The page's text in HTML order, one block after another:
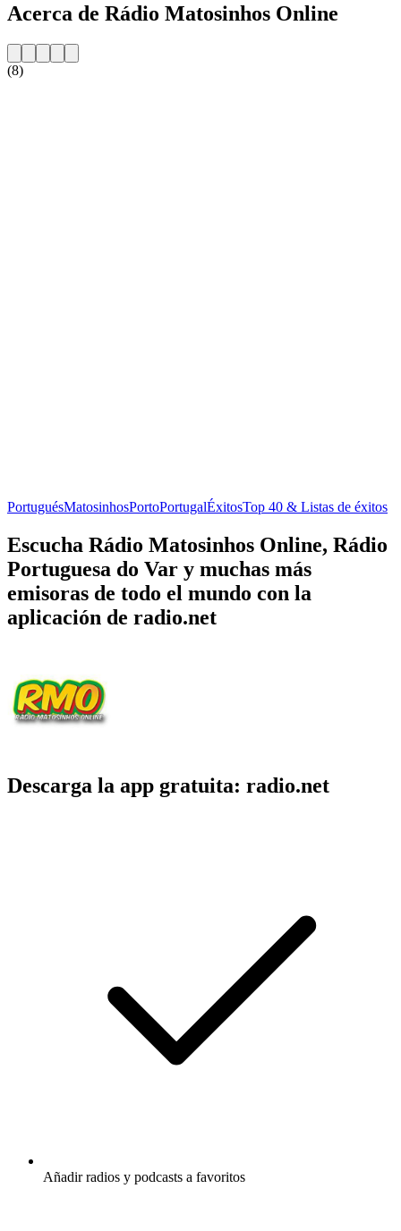
Acerca de Rádio Matosinhos Online
(8)
PortuguésMatosinhosPortoPortugalÉxitosTop 40 & Listas de éxitos
Escucha Rádio Matosinhos Online, Rádio
Portuguesa do Var y muchas más
emisoras de todo el mundo con la
aplicación de radio.net
Descarga la app gratuita: radio.net
Añadir radios y podcasts a favoritos